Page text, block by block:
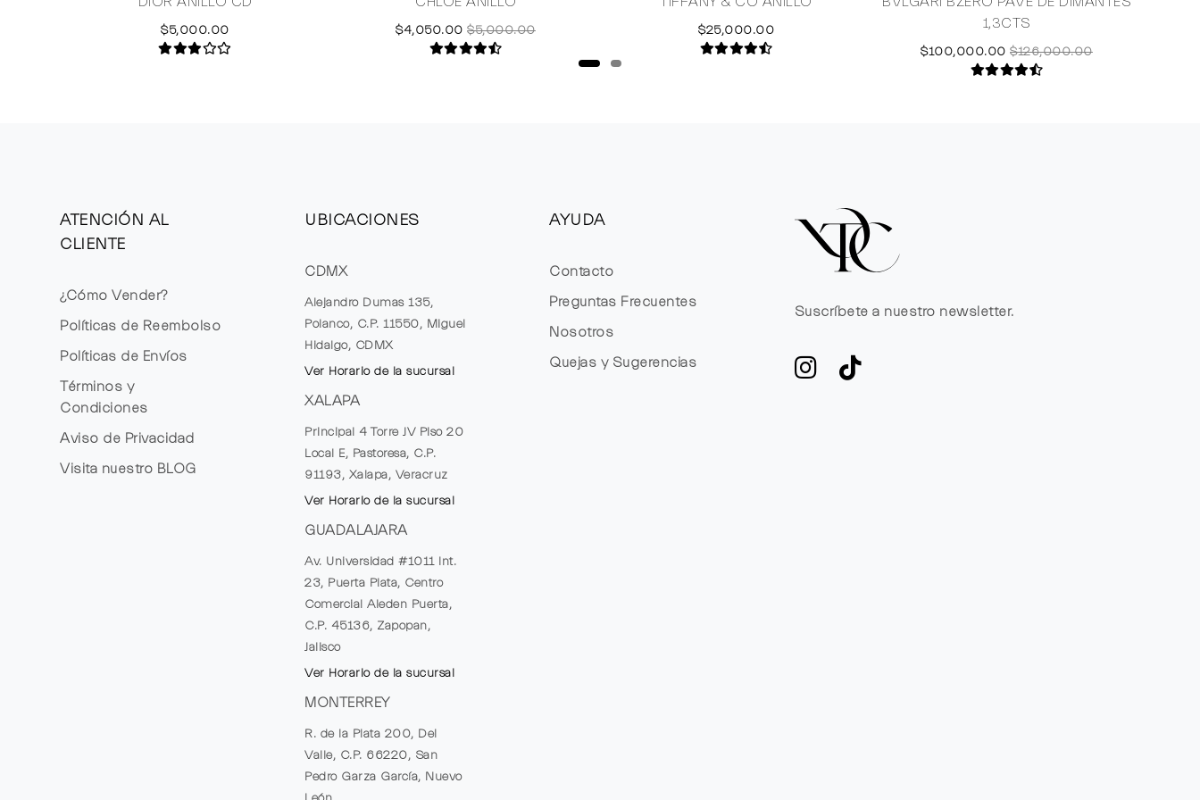
$5,000.00 $4,050.00 $5,000.00 $25,000.00
1,3CTS
$100,000.00 $126,000.00
ATENCIÓN AL
CLIENTE
¿Cómo Vender?
Políticas de Reembolso
Políticas de Envíos
Términos y
Condiciones
Aviso de Privacidad
Visita nuestro BLOG
UBICACIONES
CDMX
Alejandro Dumas 135,
Polanco, C.P. 11550, Miguel
Hidalgo, CDMX
Ver Horario de la sucursal
XALAPA
Principal 4 Torre JV Piso 20
Local E, Pastoresa, C.P.
91193, Xalapa, Veracruz
Ver Horario de la sucursal
GUADALAJARA
Av. Universidad #1011 Int.
23, Puerta Plata, Centro
Comercial Aleden Puerta,
C.P. 45136, Zapopan,
Jalisco
Ver Horario de la sucursal
MONTERREY
R. de la Plata 200, Del
Valle, C.P. 66220, San
Pedro Garza García, Nuevo
AYUDA
Contacto
Preguntas Frecuentes
Nosotros
Quejas y Sugerencias
Suscríbete a nuestro newsletter.